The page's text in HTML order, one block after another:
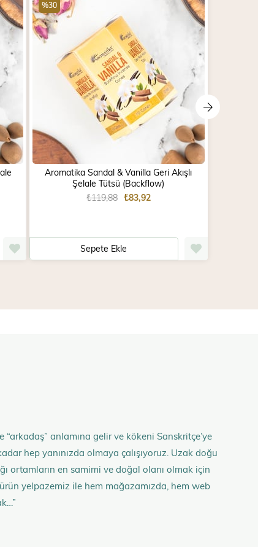
Aromatika Sandal & Vanilla Geri Akışlı
Şelale Tütsü (Backflow)
₺83,92
₺119,88
Sepete Ekle
%30
anlamına gelir ve kökeni Sanskritçe’ye
hep yanınızda olmaya çalışıyoruz. Uzak doğu
ortamların en samimi ve doğal olanı olmak için
yelpazemiz ile hem mağazamızda, hem web